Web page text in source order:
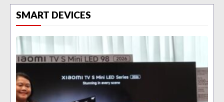
SMART DEVICES